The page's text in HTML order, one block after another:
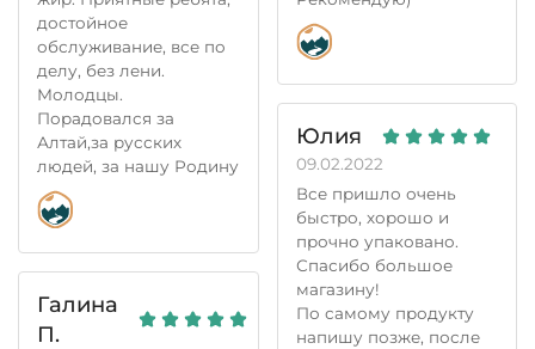
достойное
обслуживание, все по
делу, без лени.
Молодцы.
Порадовался за
Алтай,за русских
людей, за нашу Родину
Галина
П.
Юлия
09.02.2022
Все пришло очень
быстро, хорошо и
прочно упаковано.
Спасибо большое
магазину!
По самому продукту
напишу позже, после